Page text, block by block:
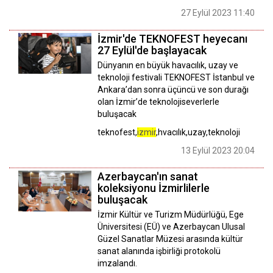
27 Eylül 2023 11:40
İzmir'de TEKNOFEST heyecanı
27 Eylül'de başlayacak
Dünyanın en büyük havacılık, uzay ve
teknoloji festivali TEKNOFEST İstanbul ve
Ankara’dan sonra üçüncü ve son durağı
olan İzmir’de teknolojiseverlerle
buluşacak
teknofest,izmir,hvacılık,uzay,teknoloji
13 Eylül 2023 20:04
Azerbaycan'ın sanat
koleksiyonu İzmirlilerle
buluşacak
İzmir Kültür ve Turizm Müdürlüğü, Ege
Üniversitesi (EÜ) ve Azerbaycan Ulusal
Güzel Sanatlar Müzesi arasında kültür
sanat alanında işbirliği protokolü
imzalandı.